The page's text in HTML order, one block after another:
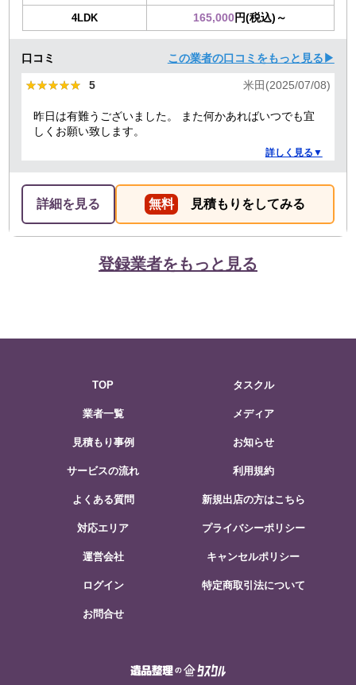
4LDK 165,000円(税込)～
口コミ この業者の口コミをもっと見る▶
★★★★★
★★★★★ 5 米田(2025/07/08)
昨日は有難うございました。 また何かあればいつでも宜
しくお願い致します。
詳しく見る▼
詳細を見る 無料 見積もりをしてみる
登録業者をもっと見る
TOP
業者一覧
見積もり事例
サービスの流れ
よくある質問
対応エリア
運営会社
ログイン
お問合せ
タスクル
メディア
お知らせ
利用規約
新規出店の方はこちら
プライバシーポリシー
キャンセルポリシー
特定商取引法について